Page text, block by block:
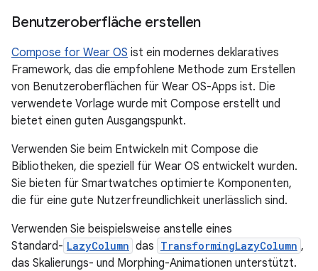
Benutzeroberfläche erstellen
Compose for Wear OS ist ein modernes deklaratives
Framework, das die empfohlene Methode zum Erstellen
von Benutzeroberflächen für Wear OS-Apps ist. Die
verwendete Vorlage wurde mit Compose erstellt und
bietet einen guten Ausgangspunkt.
Verwenden Sie beim Entwickeln mit Compose die
Bibliotheken, die speziell für Wear OS entwickelt wurden.
Sie bieten für Smartwatches optimierte Komponenten,
die für eine gute Nutzerfreundlichkeit unerlässlich sind.
Verwenden Sie beispielsweise anstelle eines
Standard- LazyColumn das TransformingLazyColumn ,
das Skalierungs- und Morphing-Animationen unterstützt.